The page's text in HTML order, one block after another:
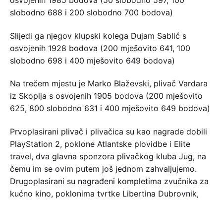
slobodno 688 i 200 slobodno 700 bodova)
Slijedi ga njegov klupski kolega Dujam Sablić s
osvojenih 1928 bodova (200 mješovito 641, 100
slobodno 698 i 400 mješovito 649 bodova)
Na trečem mjestu je Marko Blaževski, plivač Vardara
iz Skoplja s osvojenih 1905 bodova (200 mješovito
625, 800 slobodno 631 i 400 mješovito 649 bodova)
Prvoplasirani plivač i plivačica su kao nagrade dobili
PlayStation 2, poklone Atlantske plovidbe i Elite
travel, dva glavna sponzora plivačkog kluba Jug, na
čemu im se ovim putem još jednom zahvaljujemo.
Drugoplasirani su nagrađeni kompletima zvučnika za
kućno kino, poklonima tvrtke Libertina Dubrovnik,